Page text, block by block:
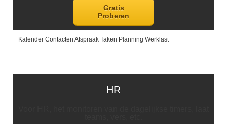
Gratis
Proberen
Kalender Contacten Afspraak Taken Planning Werklast
HR